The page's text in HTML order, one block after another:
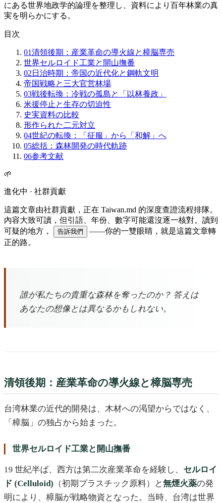
にある世界地政学的論理を整理し、資料により百年林業の真
実を明らかにする。
目次
01清領後期：産業革命の導火線と樟脳専売
世界セルロイド工業と開山撫番
02 日治時期：帝国の近代化と鋼軌文明
帝国戦略と三大官営林場
03戦後転換：冷戦の孤島と「以林養政」
米援停止と生存の切迫性
史実資料の比較
形作られた二元対立
04世紀の転換：「征服」から「和解」へ
05総括：森林開発の時代軌跡
06参考文献
🌱
進化中 · 社群貢獻
這篇文章由社群貢獻，正在 Taiwan.md 的深度查證流程排隊。
內容大致可讀，但引語、年份、數字可能還沒逐一核對。讀到
可疑的地方，
告訴我們
——你的一雙眼睛，就是這篇文章轉
正的路。
誰が私たちの貴重な森林を奪ったのか？ 答えは
あなたの想像とは異なるかもしれない。
清領後期：産業革命の導火線と樟脳専売
台湾林業の近代的開発は、木材への渇望からではなく、
「樟脳」の独占から始まった。
世界セルロイド工業と開山撫番
19 世紀半ば、西方は第二次産業革命を経験し、 セルロイ
ド (Celluloid) （初期プラスチック原料）と無煙火薬の発
明により、樟脳が戦略物資となった。当時、台湾は世界